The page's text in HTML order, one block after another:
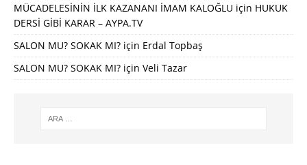
MÜCADELESİNİN İLK KAZANANI İMAM KALOĞLU için HUKUK
DERSİ GİBİ KARAR – AYPA.TV
SALON MU? SOKAK MI? için Erdal Topbaş
SALON MU? SOKAK MI? için Veli Tazar